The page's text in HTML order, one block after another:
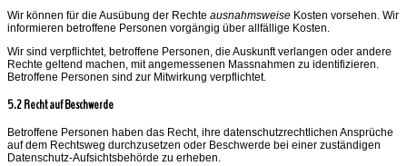
Wir können für die Ausübung der Rechte ausnahmsweise Kosten vorsehen. Wir
informieren betroffene Personen vorgängig über allfällige Kosten.
Wir sind verpflichtet, betroffene Personen, die Auskunft verlangen oder andere
Rechte geltend machen, mit angemessenen Massnahmen zu identifizieren.
Betroffene Personen sind zur Mitwirkung verpflichtet.
5.2 Recht auf Beschwerde
Betroffene Personen haben das Recht, ihre datenschutzrechtlichen Ansprüche
auf dem Rechtsweg durchzusetzen oder Beschwerde bei einer zuständigen
Datenschutz-Aufsichtsbehörde zu erheben.